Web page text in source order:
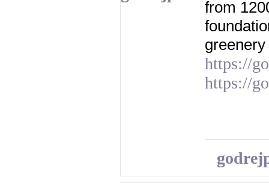
from
https://
https://